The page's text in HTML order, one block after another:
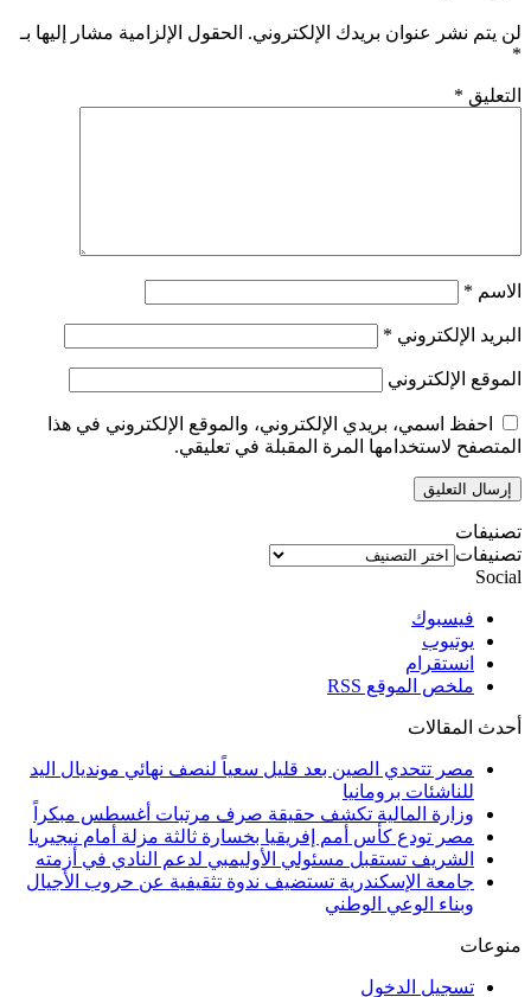
لن يتم نشر عنوان بريدك الإلكتروني. الحقول الإلزامية مشار إليها بـ
*
التعليق *
الاسم *
البريد الإلكتروني *
الموقع الإلكتروني
احفظ اسمي، بريدي الإلكتروني، والموقع الإلكتروني في هذا
المتصفح لاستخدامها المرة المقبلة في تعليقي.
تصنيفات
تصنيفات
Social
فيسبوك
يوتيوب
انستقرام
ملخص الموقع RSS
أحدث المقالات
مصر تتحدي الصين بعد قليل سعياً لنصف نهائي مونديال اليد
للناشئات برومانيا
وزارة المالية تكشف حقيقة صرف مرتبات أغسطس مبكراً
مصر تودع كأس أمم إفريقيا بخسارة ثالثة مزلة أمام نيجيريا
الشريف تستقبل مسئولي الأوليمبي لدعم النادي في أزمته
جامعة الإسكندرية تستضيف ندوة تثقيفية عن حروب الأجيال
وبناء الوعي الوطني
منوعات
تسجيل الدخول